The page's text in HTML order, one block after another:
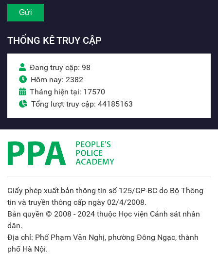
THỐNG KÊ TRUY CẬP
Đang truy cập: 98
Hôm nay: 2382
Tháng hiện tại: 17570
Tổng lượt truy cập: 44185163
Giấy phép xuất bản thông tin số 125/GP-BC do Bộ Thông
tin và truyền thông cấp ngày 02/4/2008.
Bản quyền © 2008 - 2024 thuộc Học viện Cảnh sát nhân
dân.
Địa chỉ: Phố Phạm Văn Nghị, phường Đông Ngạc, thành
phố Hà Nội.